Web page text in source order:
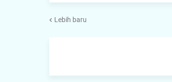
Lebih baru